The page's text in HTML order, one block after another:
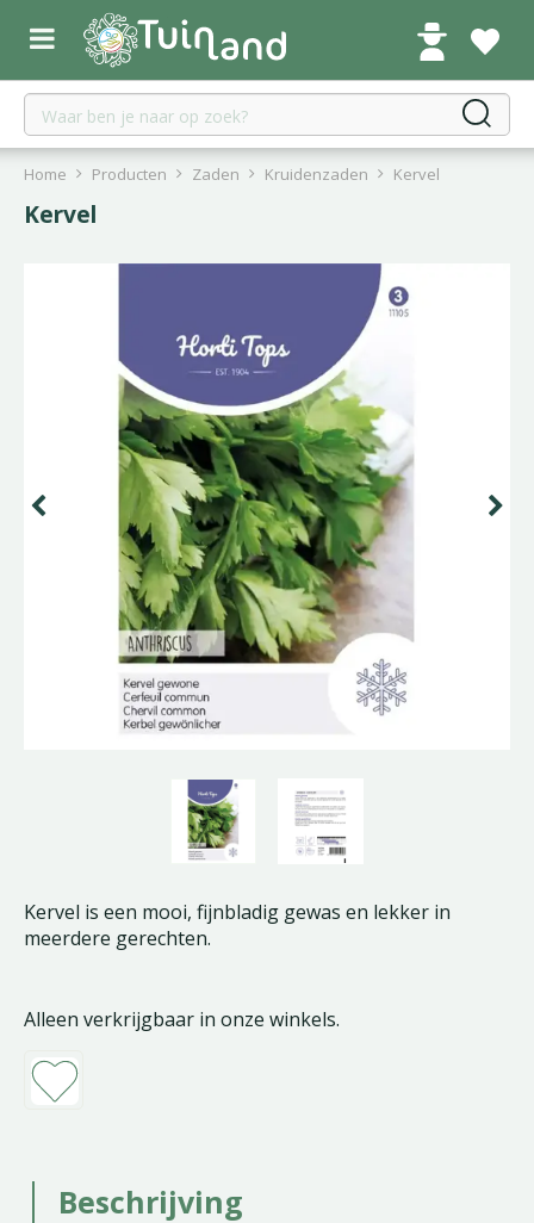
r
Home Producten Zaden Kruidenzaden Kervel
Kervel
Kervel is een mooi, fijnbladig gewas en lekker in
meerdere gerechten.
Alleen verkrijgbaar in onze winkels.
Beschrijving